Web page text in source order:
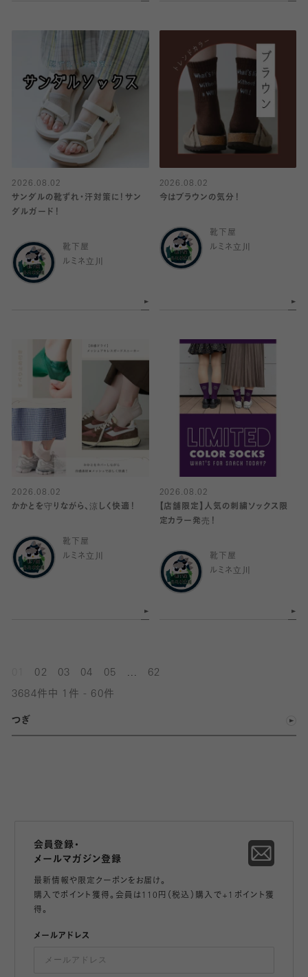
2026.08.02
サンダルの靴ずれ・汗対策に！サン
ダルガード！
靴下屋
ルミネ立川
2026.08.02
今はブラウンの気分！
靴下屋
ルミネ立川
2026.08.02
かかとを守りながら、涼しく快適！
靴下屋
ルミネ立川
2026.08.02
【店舗限定】人気の刺繍ソックス限
定カラー発売！
靴下屋
ルミネ立川
02 03 04 05 62
3684件中 1件 - 60件
つぎ
会員登録・
メールマガジン登録
最新情報や限定クーポンをお届け。
購入でポイント獲得。会員は110円（税込）購入で+1ポイント獲
得。
メールアドレス